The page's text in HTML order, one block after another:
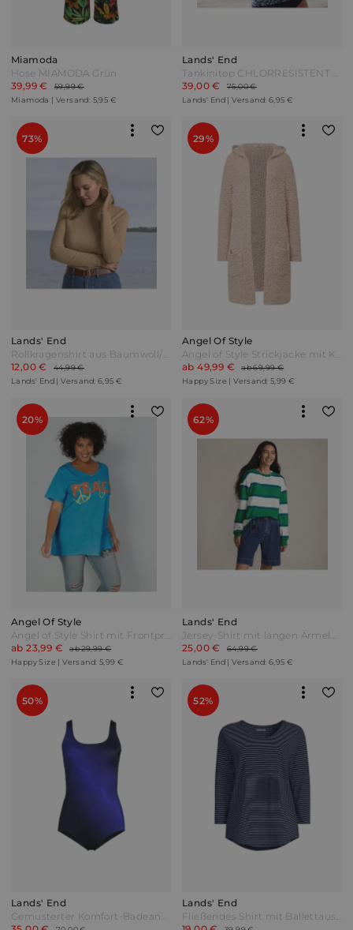
Miamoda
Hose MIAMODA Grün
39,99 €
59,99 €
Miamoda | Versand: 5,95 €
Lands' End
Tankinitop CHLORRESISTENT mit V-Ausschnitt Gemustert Damen Blau by Lands' End
39,00 €
75,00 €
Lands' End | Versand: 6,95 €
73%
Lands' End
Rollkragenshirt aus Baumwoll/Modalmix in Petite-Größe Damen Braun by Lands' End
12,00 €
44,99 €
Lands' End | Versand: 6,95 €
29%
Angel Of Style
Angel of Style Strickjacke mit Kapuze Natur Beige
ab 49,99 €
ab 69,99 €
Happy Size | Versand: 5,99 €
20%
Angel Of Style
Angel of Style Shirt mit Frontprint Blau Türkis
ab 23,99 €
ab 29,99 €
Happy Size | Versand: 5,99 €
62%
Lands' End
Jersey-Shirt mit langen Ärmeln in Petite-Größe Damen Grün by Lands' End
25,00 €
64,99 €
Lands' End | Versand: 6,95 €
50%
Lands' End
Gemusterter Komfort-Badeanzug CHLORRESISTENT mit Soft Cups in Plus-Größe Damen Blau by Lands' End
52%
Lands' End
Fließendes Shirt mit Ballettausschnitt in Petite-Größe Damen Blau by Lands' End